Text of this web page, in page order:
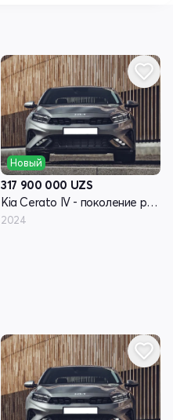
Новый
317 900 000 UZS
Kia Cerato IV - поколение рестайлинг
2024